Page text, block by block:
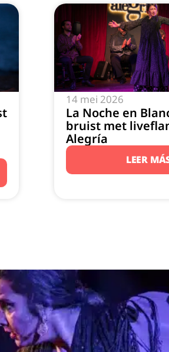
14 mei 2026
La Noche en
bruist met
Alegría
LEER